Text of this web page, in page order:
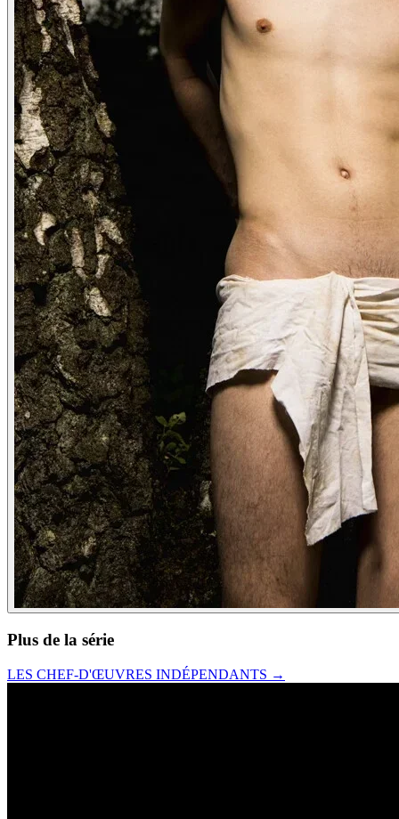
Plus de la série
LES CHEF-D'ŒUVRES INDÉPENDANTS →